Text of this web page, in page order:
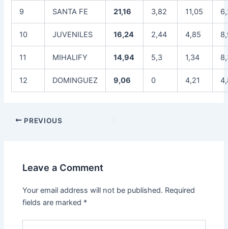
9 SANTA FE 21,16 3,82 11,05
10 JUVENILES 16,24 2,44 4,85
11 MIHALIFY 14,94 5,3 1,34
12 DOMINGUEZ 9,06 0 4,21
PREVIOUS
Leave a Comment
Your email address will not be published. Required
fields are marked *